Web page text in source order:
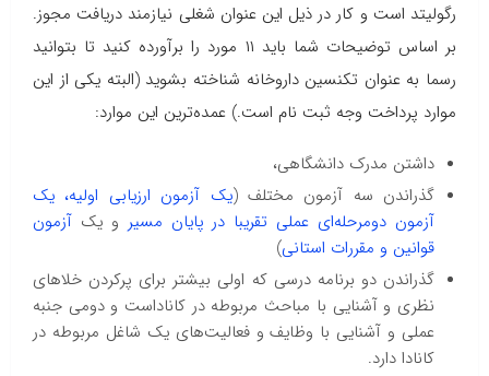
رگولیتد است و کار در ذیل این عنوان شغلی نیازمند دریافت مجوز.
بر اساس توضیحات شما باید ۱۱ مورد را برآورده کنید تا بتوانید
رسما به عنوان تکنسین داروخانه شناخته بشوید (البته یکی از این
موارد پرداخت وجه ثبت نام است.) عمده‌ترین این موارد:
داشتن مدرک دانشگاهی،
گذراندن سه آزمون مختلف (یک آزمون ارزیابی اولیه، یک
آزمون دومرحله‌ای عملی تقریبا در پایان مسیر و یک آزمون
قوانین و مقررات استانی)
گذراندن دو برنامه درسی که اولی بیشتر برای پرکردن خلاهای
نظری و آشنایی با مباحث مربوطه در کاناداست و دومی جنبه
عملی و آشنایی با وظایف و فعالیت‌های یک شاغل مربوطه در
کانادا دارد.